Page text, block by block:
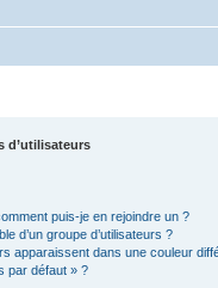
d’utilisateurs
puis-je en rejoindre un ?
d’un groupe d’utilisateurs ?
apparaissent dans une couleur
par défaut » ?